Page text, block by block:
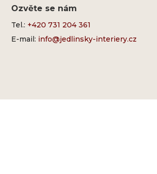
Ozvěte se nám
Tel.: +420 731 204 361
E-mail: info@jedlinsky-interiery.cz